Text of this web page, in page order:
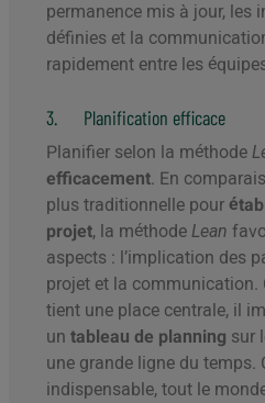
permanence mis à jour, les
définies et la
rapidement entre les
3. Planification efficace
Planifier selon la méthode
efficacement. En
plus traditionnelle pour
projet, la méthode Lean
aspects : l’implication des
projet et la communication.
tient une place centrale, il
un tableau de planning sur
une grande ligne du temps.
indispensable, tout le